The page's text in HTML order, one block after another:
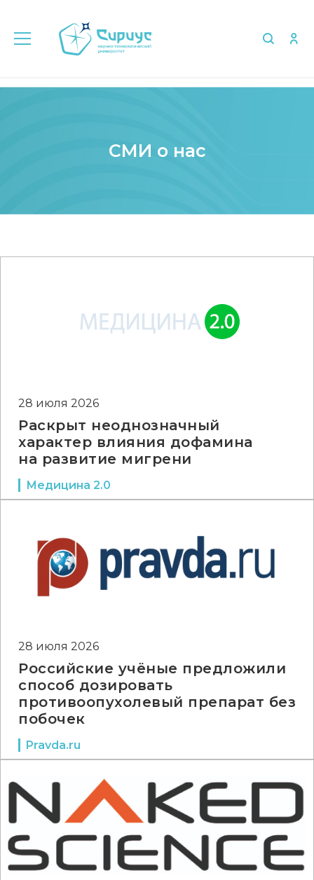
СМИ о нас
28 июля 2026
Раскрыт неоднозначный
характер влияния дофамина
на развитие мигрени
Медицина 2.0
28 июля 2026
Российские учёные предложили
способ дозировать
противоопухолевый препарат без
побочек
Pravda.ru